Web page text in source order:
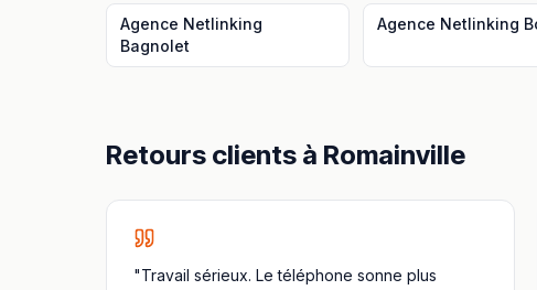
Agence Netlinking
Bagnolet
Agence Netlinking
Retours clients à Romainville
"Travail sérieux. Le téléphone sonne plus